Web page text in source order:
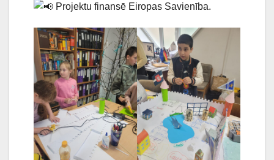
Projektu finansē Eiropas Savienība.